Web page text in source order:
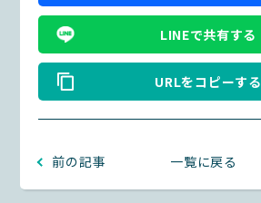
LINEで共有する
URLをコピーする
前の記事 一覧に戻る